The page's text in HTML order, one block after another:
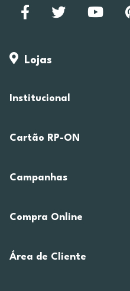
Lojas
Institucional
Cartão RP-ON
Campanhas
Compra Online
Área de Cliente